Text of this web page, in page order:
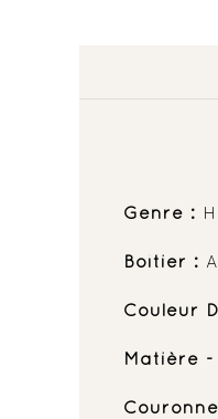
Genre :
Boîtier :
Couleur
Matière